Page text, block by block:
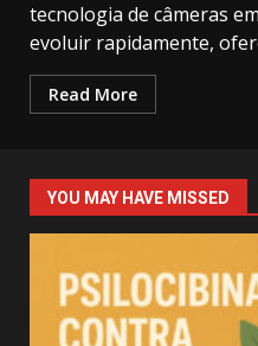
tecnologia de câmeras
evoluir rapidamente,
Read More
YOU MAY HAVE MISSED